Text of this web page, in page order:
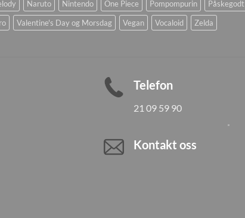
Naruto Nintendo One Piece Pompompurin Påskegodt
Valentine's Day og Morsdag Vegan Vocaloid Zelda
Telefon
21 09 59 90
Kontakt oss